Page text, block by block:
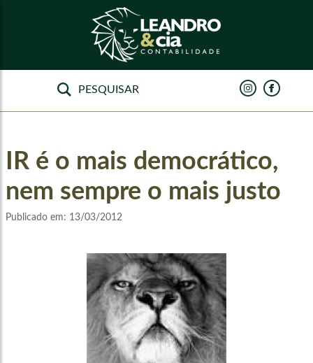
IR é o mais democrático,
nem sempre o mais justo
Publicado em: 13/03/2012